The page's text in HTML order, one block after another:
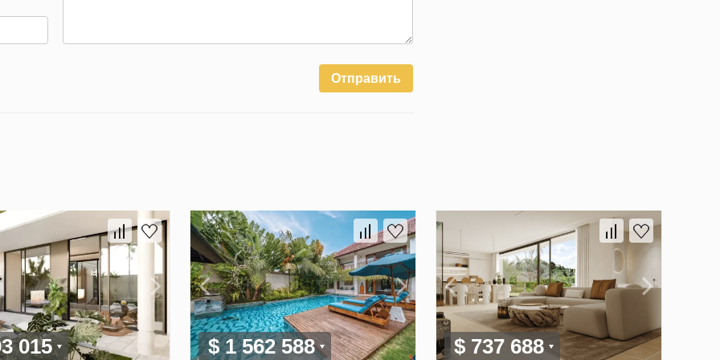
Отправить
015 $ 1 562 588 $ 737 688